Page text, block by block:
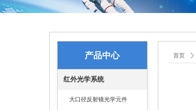
首页 ꄲ
红外光学系统
大口径反射镜光学元件
产品中心